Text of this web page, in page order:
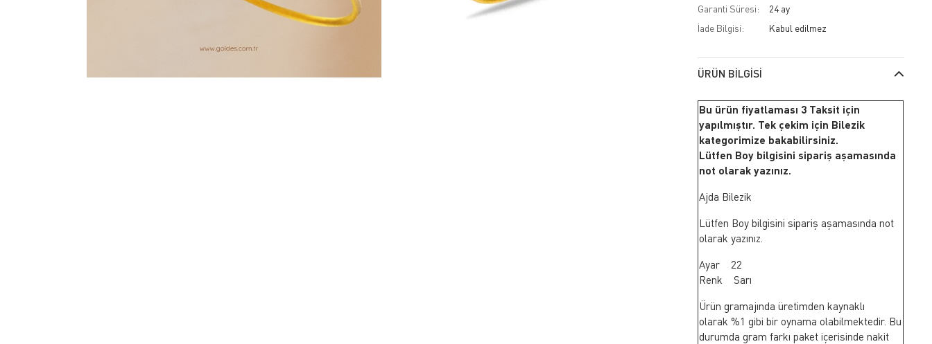
Garanti Süresi:
24 ay
İade Bilgisi:
ÜRÜN BILGISI
Bu ürün fiyatlaması 3 Taksit için
yapılmıştır. Tek çekim için Bilezik
kategorimize bakabilirsiniz.
Lütfen Boy bilgisini sipariş aşamasında
not olarak yazınız.
Ajda Bilezik
Lütfen Boy bilgisini sipariş aşamasında not
olarak yazınız.
Ayar 22
Renk Sarı
Ürün gramajında üretimden kaynaklı
olarak %1 gibi bir oynama olabilmektedir. Bu
durumda gram farkı paket içerisinde nakit